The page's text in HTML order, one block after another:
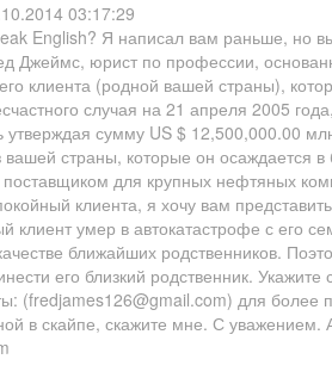
03:17:29
English? Я написал вам раньше, но
Джеймс, юрист по профессии,
клиента (родной вашей страны),
случая на 21 апреля 2005
сумму US $ 12,500,000.00
вашей страны, которые он осаждается
для крупных нефтяных
клиента, я хочу вам
клиент умер в автокатастрофе с его
ближайших родственников.
его близкий родственник.
(fredjames126@gmail.com) для
в скайпе, скажите мне. С